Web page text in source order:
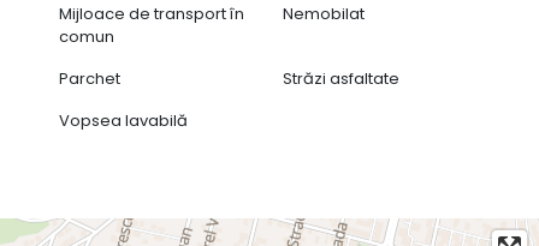
Mijloace de transport în
comun
Nemobilat
Parchet
Străzi asfaltate
Vopsea lavabilă